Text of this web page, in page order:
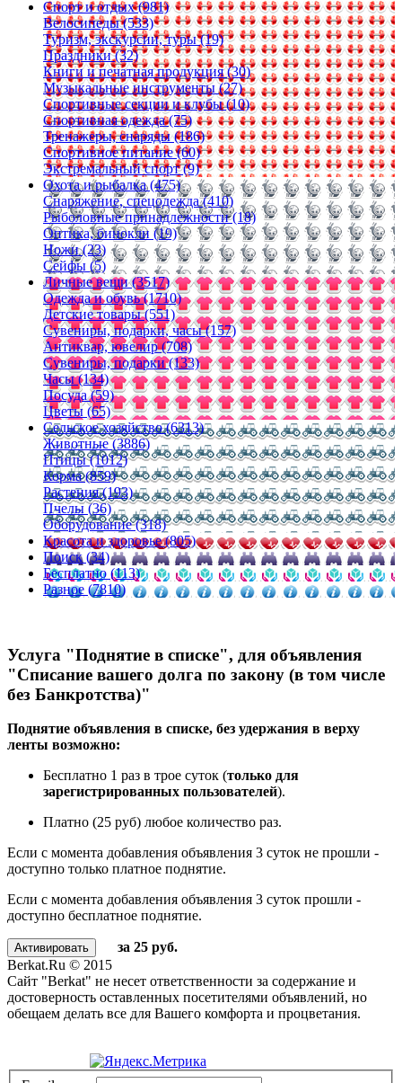
Спорт и отдых (981)
Велосипеды (533)
Туризм, экскурсии, туры (19)
Праздники (32)
Книги и печатная продукция (30)
Музыкальные инструменты (27)
Спортивные секции и клубы (10)
Спортивная одежда (75)
Тренажеры, снаряды (186)
Спортивное питание (60)
Экстремальный спорт (9)
Охота и рыбалка (475)
Снаряжение, спецодежда (410)
Рыболовные принадлежности (18)
Оптика, бинокли (19)
Ножи (23)
Сейфы (5)
Личные вещи (3517)
Одежда и обувь (1710)
Детские товары (551)
Сувениры, подарки, часы (157)
Антиквар, ювелир (708)
Сувениры, подарки (133)
Часы (134)
Посуда (59)
Цветы (65)
Сельское хозяйство (6313)
Животные (3886)
Птицы (1012)
Корма (859)
Растения (193)
Пчелы (36)
Оборудование (318)
Красота и здоровье (805)
Поиск (34)
Бесплатно (113)
Разное (7810)
Услуга "Поднятие в списке", для объявления
"Списание вашего долга по закону (в том числе
без Банкротства)"
Поднятие объявления в списке, без удержания в верху
ленты возможно:
Бесплатно 1 раз в трое суток (только для
зарегистрированных пользователей).
Платно (25 руб) любое количество раз.
Если с момента добавления объявления 3 суток не прошли -
доступно только платное поднятие.
Если с момента добавления объявления 3 суток прошли -
доступно бесплатное поднятие.
за 25 руб.
Berkat.Ru © 2015
Сайт "Berkat" не несет ответственности за содержание и
достоверность оставленных посетителями объявлений, но
обещаем делать все для Вашего комфорта и процветания.